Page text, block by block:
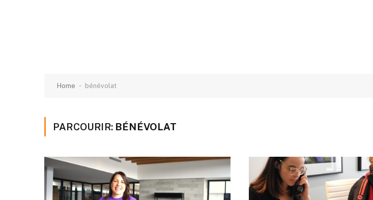
Home - bénévolat
PARCOURIR: BÉNÉVOLAT